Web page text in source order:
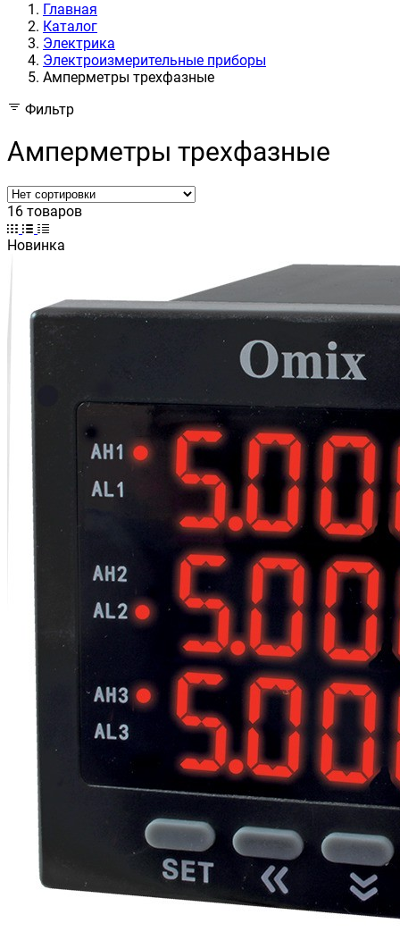
Главная
Каталог
Электрика
Электроизмерительные приборы
Амперметры трехфазные
Фильтр
Амперметры трехфазные
16 товаров
Новинка